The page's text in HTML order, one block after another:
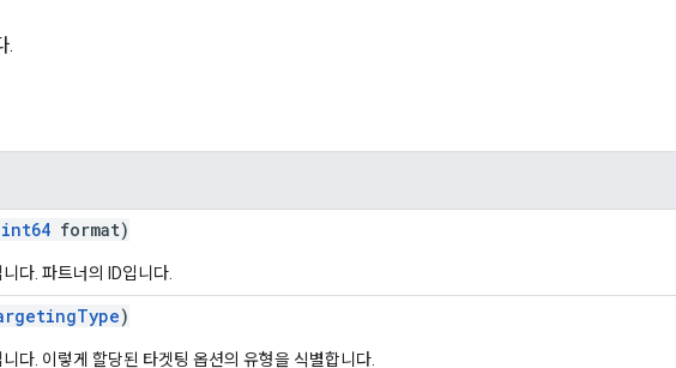
.
int64 format)
다. 파트너의 ID입니다.
)
다. 이렇게 할당된 타겟팅 옵션의 유형을 식별합니다.